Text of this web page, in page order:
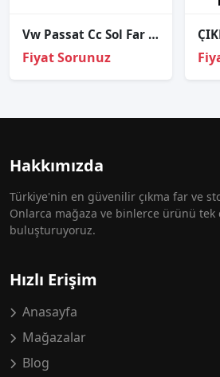
Vw Passat Cc Sol Far Kasasi 12-15
Fiyat Sorunuz
Hakkımızda
Türkiye'nin en güvenilir çıkma far ve
Onlarca mağaza ve binlerce ürünü tek
buluşturuyoruz.
Hızlı Erişim
Anasayfa
Mağazalar
Blog